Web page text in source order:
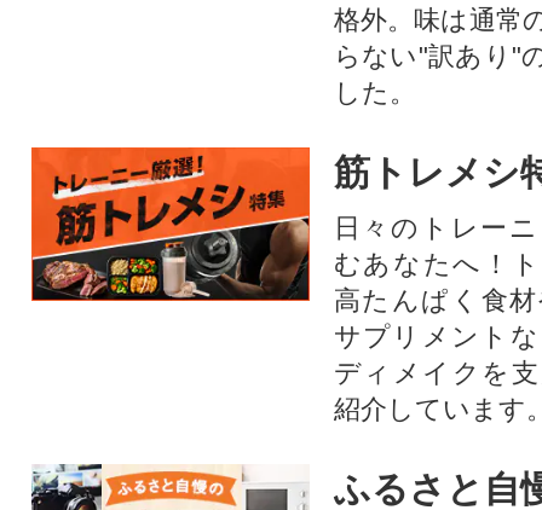
格外。味は通常
らない"訳あり"
した。
筋トレメシ
日々のトレー
むあなたへ！
高たんぱく食
サプリメント
ディメイクを
紹介しています
ふるさと自